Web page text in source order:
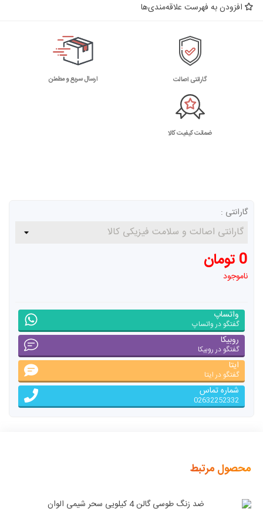
افزودن به فهرست علاقه‌مندی‌ها
گارانتی اصالت ارسال سریع و مطمئن
ضمانت کیفیت کالا
گارانتی :
0 تومان
ناموجود
واتساپ
گفتگو در واتساپ
روبیکا
گفتگو در روبیکا
ایتا
گفتگو در ایتا
شماره تماس
02632252332
محصول مرتبط
ضد زنگ طوسی گالن 4 کیلویی سحر شیمی الوان